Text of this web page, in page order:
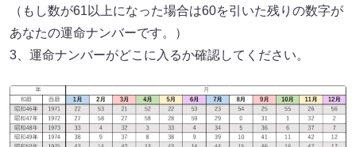
（もし数が61以上になった場合は60を引いた残りの数字が
あなたの運命ナンバーです。）
3、運命ナンバーがどこに入るか確認してください。